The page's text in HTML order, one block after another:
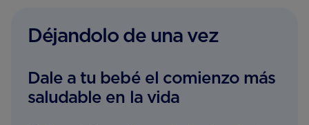
Déjandolo de una vez
Dale a tu bebé el comienzo más
saludable en la vida